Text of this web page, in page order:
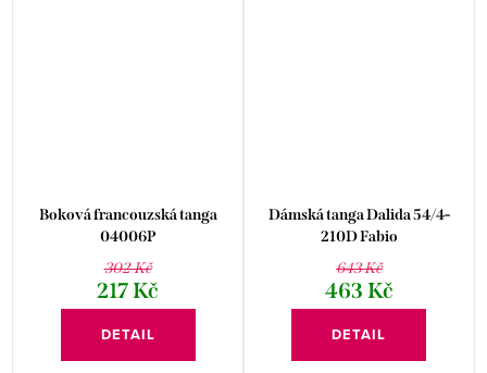
Boková francouzská tanga
04006P
302 Kč
217 Kč
DETAIL
Dámská tanga Dalida 54/4-
210D Fabio
643 Kč
463 Kč
DETAIL